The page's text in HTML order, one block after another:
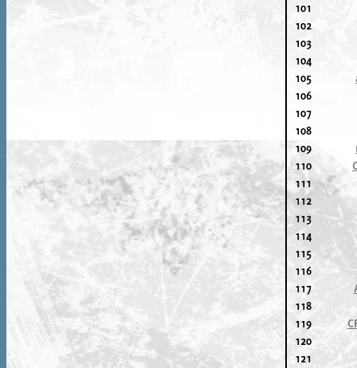
101
102
103
104
105
106
107
108
109
110
111
112
113
114
115
116
117
118
119
120
121